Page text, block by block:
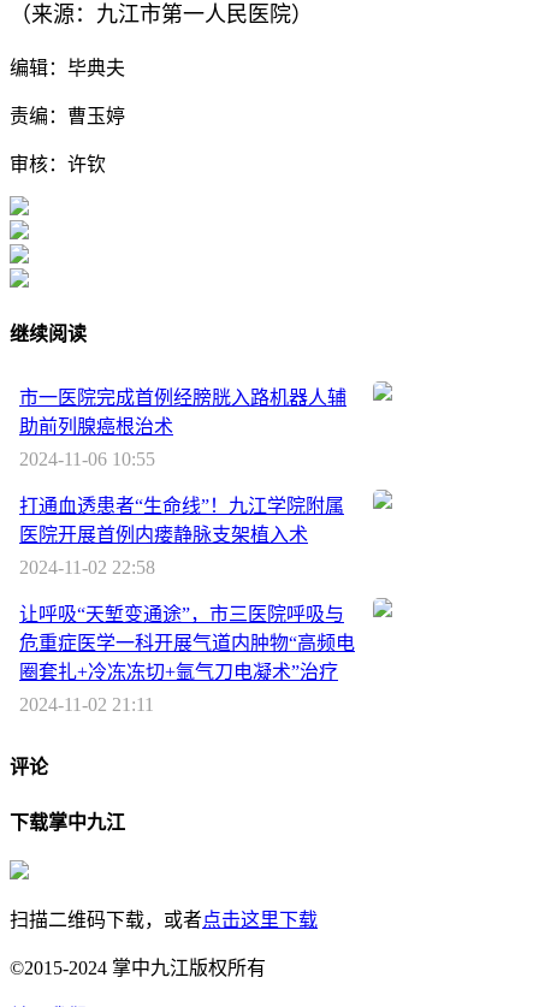
（来源：九江市第一人民医院）
编辑：毕典夫
责编：曹玉婷
审核：许钦
继续阅读
市一医院完成首例经膀胱入路机器人辅
助前列腺癌根治术
2024-11-06 10:55
打通血透患者“生命线”！九江学院附属
医院开展首例内瘘静脉支架植入术
2024-11-02 22:58
让呼吸“天堑变通途”，市三医院呼吸与
危重症医学一科开展气道内肿物“高频电
圈套扎+冷冻冻切+氩气刀电凝术”治疗
2024-11-02 21:11
评论
下载掌中九江
扫描二维码下载，或者点击这里下载
©2015-2024 掌中九江版权所有